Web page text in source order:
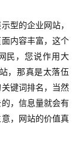
型的企业网站，
内容丰富，这个
民，您说作用大
，那真是太落伍
键词排名，当然
，信息量就会有
，网站的价值真